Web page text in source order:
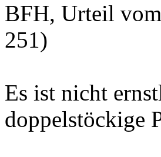
BFH, Urteil
251)
Es ist nicht
doppelstöckige